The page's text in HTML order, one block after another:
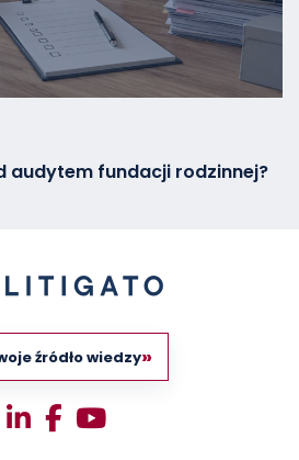
audytem fundacji rodzinnej?
źródło wiedzy»